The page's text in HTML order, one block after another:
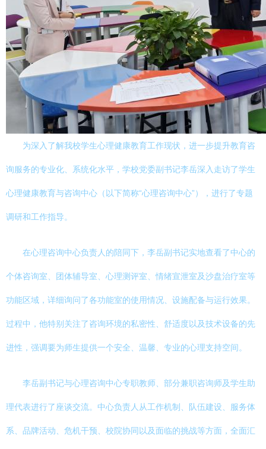
为深入了解我校学生心理健康教育工作现状，进一步提升教育咨
询服务的专业化、系统化水平，学校党委副书记李岳深入走访了学生
心理健康教育与咨询中心（以下简称“心理咨询中心”），进行了专题
调研和工作指导。
在心理咨询中心负责人的陪同下，李岳副书记实地查看了中心的
个体咨询室、团体辅导室、心理测评室、情绪宣泄室及沙盘治疗室等
功能区域，详细询问了各功能室的使用情况、设施配备与运行效果。
过程中，他特别关注了咨询环境的私密性、舒适度以及技术设备的先
进性，强调要为师生提供一个安全、温馨、专业的心理支持空间。
李岳副书记与心理咨询中心专职教师、部分兼职咨询师及学生助
理代表进行了座谈交流。中心负责人从工作机制、队伍建设、服务体
系、品牌活动、危机干预、校院协同以及面临的挑战等方面，全面汇